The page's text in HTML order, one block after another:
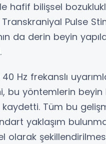
hafif bilişsel
Pulse
da derin beyin
Hz frekanslı
bu yöntemlerin
kaydetti. Tüm bu
yaklaşım
olarak